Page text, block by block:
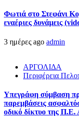
Φωτιά στο Στεφάνι
εναέριες δυνάμεις
3 ημέρες ago admin
ΑΡΓΟΛΙΔΑ
Περιφέρεια
Υπεγράφη σύμβαση
παρεμβάσεις
οδικό δίκτυο της Π.Ε.